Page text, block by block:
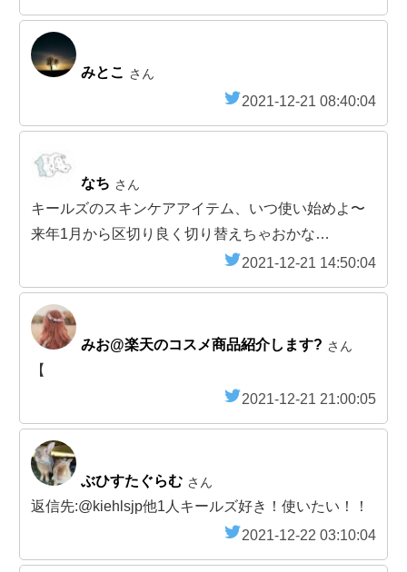
みとこ さん
2021-12-21 08:40:04
なち さん
キールズのスキンケアアイテム、いつ使い始めよ〜
来年1月から区切り良く切り替えちゃおかな…
2021-12-21 14:50:04
みお@楽天のコスメ商品紹介します? さん
【
2021-12-21 21:00:05
ぶひすたぐらむ さん
返信先:@kiehlsjp他1人キールズ好き！使いたい！！
2021-12-22 03:10:04